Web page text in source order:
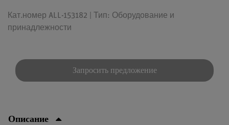
Кат.номер ALL-153182 | Тип: Оборудование и
принадлежности
Запросить предложение
Описание